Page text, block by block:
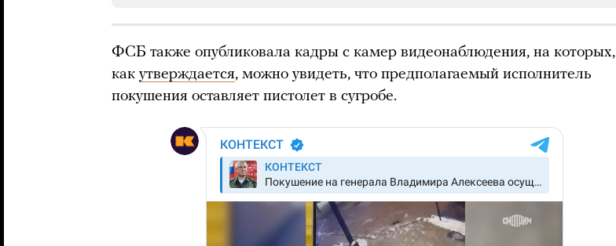
ФСБ также опубликовала кадры с камер видеонаблюдения, на которых,
как утверждается, можно увидеть, что предполагаемый исполнитель
покушения оставляет пистолет в сугробе.